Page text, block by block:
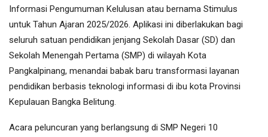
Informasi Pengumuman Kelulusan atau bernama Stimulus
untuk Tahun Ajaran 2025/2026. Aplikasi ini diberlakukan bagi
seluruh satuan pendidikan jenjang Sekolah Dasar (SD) dan
Sekolah Menengah Pertama (SMP) di wilayah Kota
Pangkalpinang, menandai babak baru transformasi layanan
pendidikan berbasis teknologi informasi di ibu kota Provinsi
Kepulauan Bangka Belitung.
Acara peluncuran yang berlangsung di SMP Negeri 10